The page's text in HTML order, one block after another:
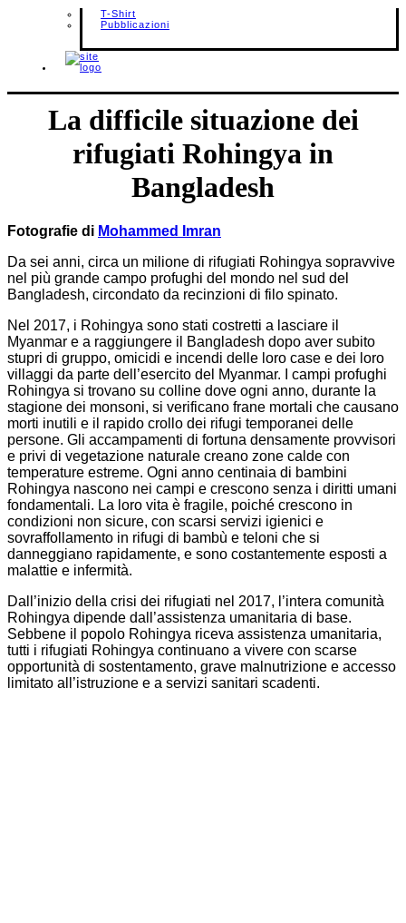
T-Shirt
Pubblicazioni
La difficile situazione dei
rifugiati Rohingya in
Bangladesh
Fotografie di Mohammed Imran
Da sei anni, circa un milione di rifugiati Rohingya sopravvive
nel più grande campo profughi del mondo nel sud del
Bangladesh, circondato da recinzioni di filo spinato.
Nel 2017, i Rohingya sono stati costretti a lasciare il
Myanmar e a raggiungere il Bangladesh dopo aver subito
stupri di gruppo, omicidi e incendi delle loro case e dei loro
villaggi da parte dell’esercito del Myanmar. I campi profughi
Rohingya si trovano su colline dove ogni anno, durante la
stagione dei monsoni, si verificano frane mortali che causano
morti inutili e il rapido crollo dei rifugi temporanei delle
persone. Gli accampamenti di fortuna densamente provvisori
e privi di vegetazione naturale creano zone calde con
temperature estreme. Ogni anno centinaia di bambini
Rohingya nascono nei campi e crescono senza i diritti umani
fondamentali. La loro vita è fragile, poiché crescono in
condizioni non sicure, con scarsi servizi igienici e
sovraffollamento in rifugi di bambù e teloni che si
danneggiano rapidamente, e sono costantemente esposti a
malattie e infermità.
Dall’inizio della crisi dei rifugiati nel 2017, l’intera comunità
Rohingya dipende dall’assistenza umanitaria di base.
Sebbene il popolo Rohingya riceva assistenza umanitaria,
tutti i rifugiati Rohingya continuano a vivere con scarse
opportunità di sostentamento, grave malnutrizione e accesso
limitato all’istruzione e a servizi sanitari scadenti.